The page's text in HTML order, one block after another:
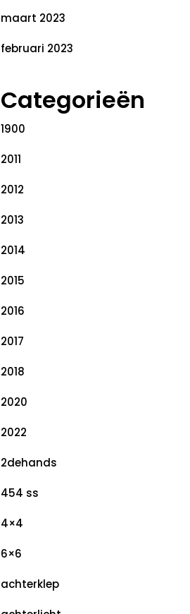
maart 2023
februari 2023
Categorieën
1900
2011
2012
2013
2014
2015
2016
2017
2018
2020
2022
2dehands
454 ss
4×4
6×6
achterklep